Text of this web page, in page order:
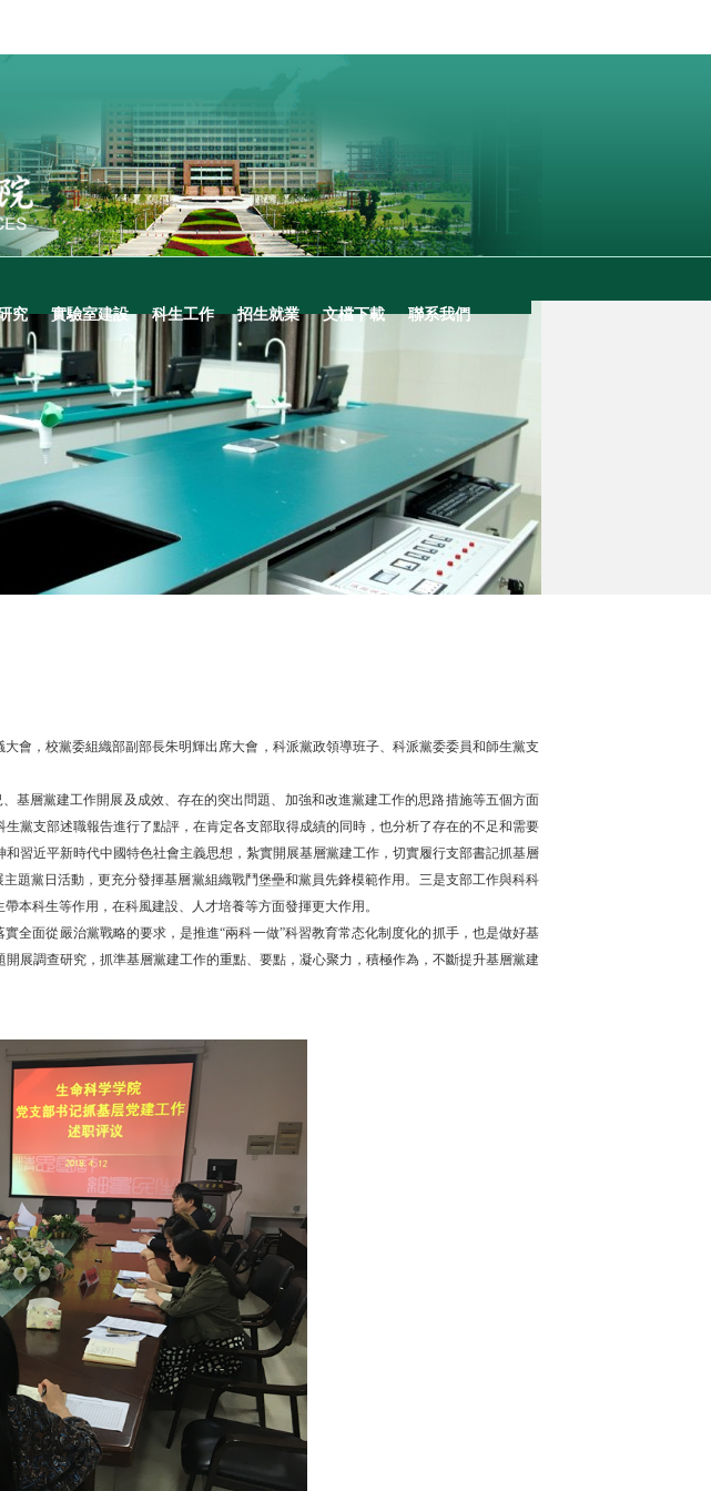
究 實驗室建設 科生工作 招生就業 文檔下載 聯系我們
會，校黨委組織部副部長朱明輝出席大會，科派黨政領導班子、科派黨委委員和師生黨支
基層黨建工作開展及成效、存在的突出問題、加強和改進黨建工作的思路措施等五個方面
黨支部述職報告進行了點評，在肯定各支部取得成績的同時，也分析了存在的不足和需要
習近平新時代中國特色社會主義思想，紮實開展基層黨建工作，切實履行支部書記抓基層
題黨日活動，更充分發揮基層黨組織戰鬥堡壘和黨員先鋒模範作用。三是支部工作與科科
本科生等作用，在科風建設、人才培養等方面發揮更大作用。
全面從嚴治黨戰略的要求，是推進“兩科一做”科習教育常态化制度化的抓手，也是做好基
展調查研究，抓準基層黨建工作的重點、要點，凝心聚力，積極作為，不斷提升基層黨建